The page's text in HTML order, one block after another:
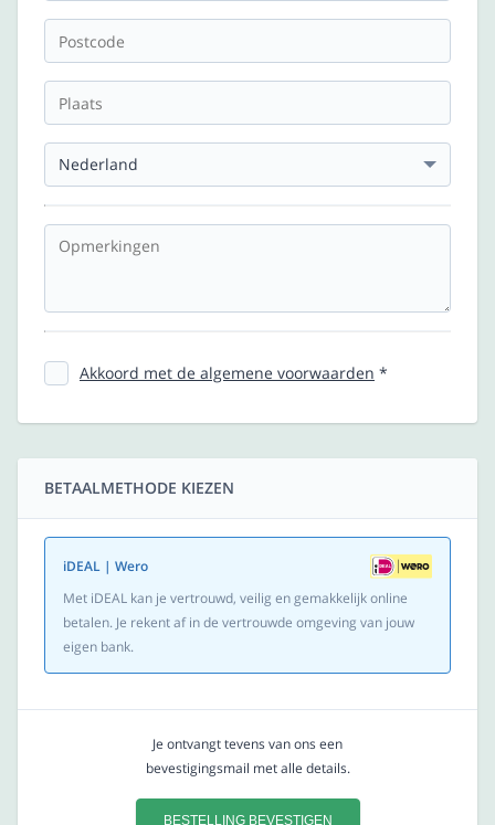
Akkoord met de algemene voorwaarden *
BETAALMETHODE KIEZEN
iDEAL | Wero
Met iDEAL kan je vertrouwd, veilig en gemakkelijk online
betalen. Je rekent af in de vertrouwde omgeving van jouw
eigen bank.
Je ontvangt tevens van ons een
bevestigingsmail met alle details.
BESTELLING BEVESTIGEN